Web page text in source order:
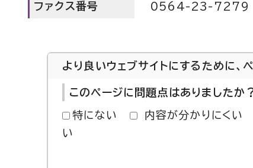
ファクス番号 0564-23-7279
より良いウェブサイトにするために、
このページに問題点はありましたか
特にない 内容が分かりにくい
い